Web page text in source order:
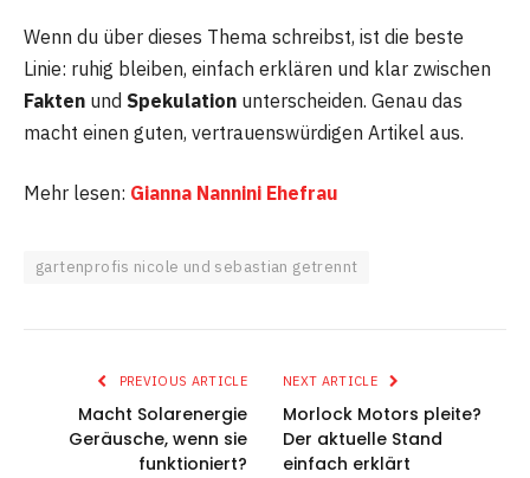
Wenn du über dieses Thema schreibst, ist die beste
Linie: ruhig bleiben, einfach erklären und klar zwischen
Fakten und Spekulation unterscheiden. Genau das
macht einen guten, vertrauenswürdigen Artikel aus.
Mehr lesen: Gianna Nannini Ehefrau
gartenprofis nicole und sebastian getrennt
PREVIOUS ARTICLE
Macht Solarenergie
Geräusche, wenn sie
funktioniert?
NEXT ARTICLE
Morlock Motors pleite?
Der aktuelle Stand
einfach erklärt